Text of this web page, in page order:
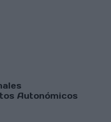
Autonómicos